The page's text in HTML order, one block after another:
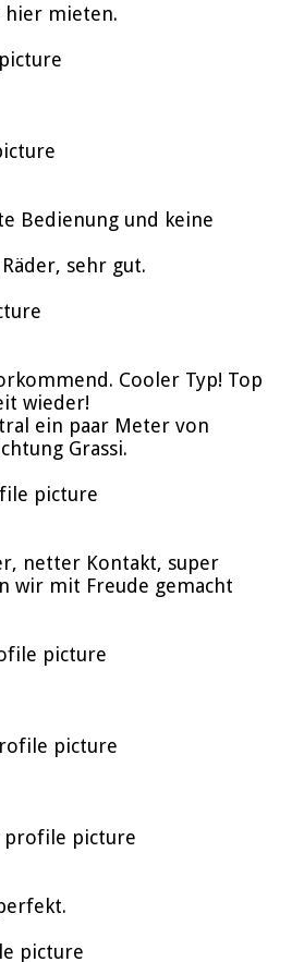
hier mieten.
Bedienung und keine
sehr gut.
Cooler Typ! Top
wieder!
ein paar Meter von
Grassi.
netter Kontakt, super
wir mit Freude gemacht